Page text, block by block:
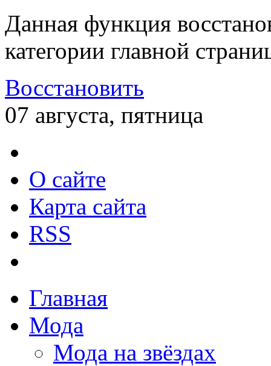
Данная функция
категории главной
Восстановить
07 августа, пятница
О сайте
Карта сайта
RSS
Главная
Мода
Мода на звёздах